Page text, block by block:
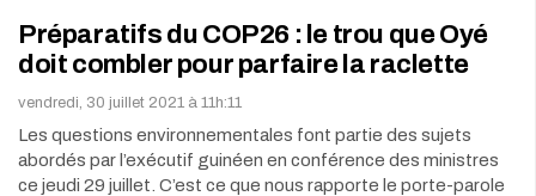
Préparatifs du COP26 : le trou que Oyé
doit combler pour parfaire la raclette
vendredi, 30 juillet 2021 à 11h:11
Les questions environnementales font partie des sujets
abordés par l’exécutif guinéen en conférence des ministres
ce jeudi 29 juillet. C’est ce que nous rapporte le porte-parole